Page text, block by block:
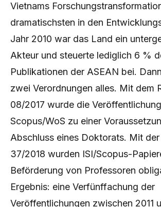
Vietnams
dramatischsten in den
Jahr 2010 war das Land ein
Akteur und steuerte lediglich 6 %
Publikationen der ASEAN bei.
zwei Verordnungen alles. Mit dem
08/2017 wurde die
Scopus/WoS zu einer
Abschluss eines Doktorats. Mit
37/2018 wurden ISI/Scopus-
Beförderung von Professoren
Ergebnis: eine Verfünffachung der
Veröffentlichungen zwischen 2011